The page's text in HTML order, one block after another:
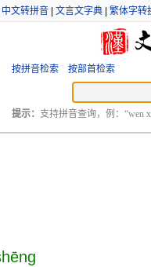
中文转拼音 文言文字典 繁体字转
按拼音检索 按部首检索
提示： 支持拼音查询，例：“wen